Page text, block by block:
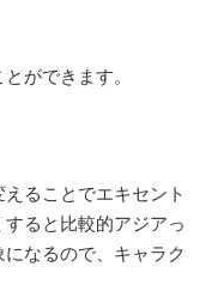
ができます。
ることでエキセント
ると比較的アジアっ
なるので、キャラク